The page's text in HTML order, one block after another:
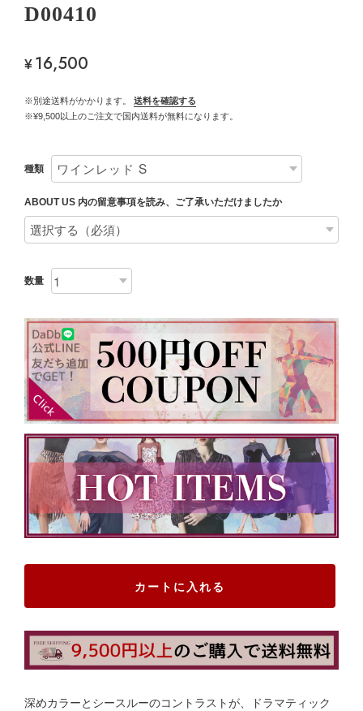
D00410
¥16,500
※別途送料がかかります。
送料を確認する
※¥9,500以上のご注文で国内送料が無料になります。
種類
ABOUT US 内の留意事項を読み、ご了承いただけましたか
数量
カートに入れる
深めカラーとシースルーのコントラストが、ドラマティック